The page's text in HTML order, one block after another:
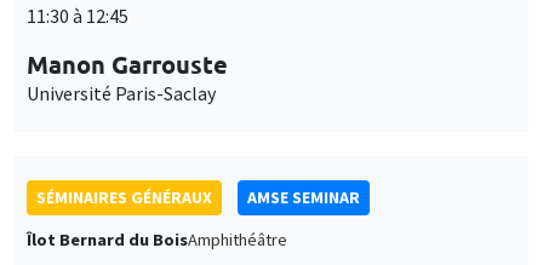
11:30 à 12:45
Manon Garrouste
Université Paris-Saclay
SÉMINAIRES GÉNÉRAUX
AMSE SEMINAR
Îlot Bernard du BoisAmphithéâtre